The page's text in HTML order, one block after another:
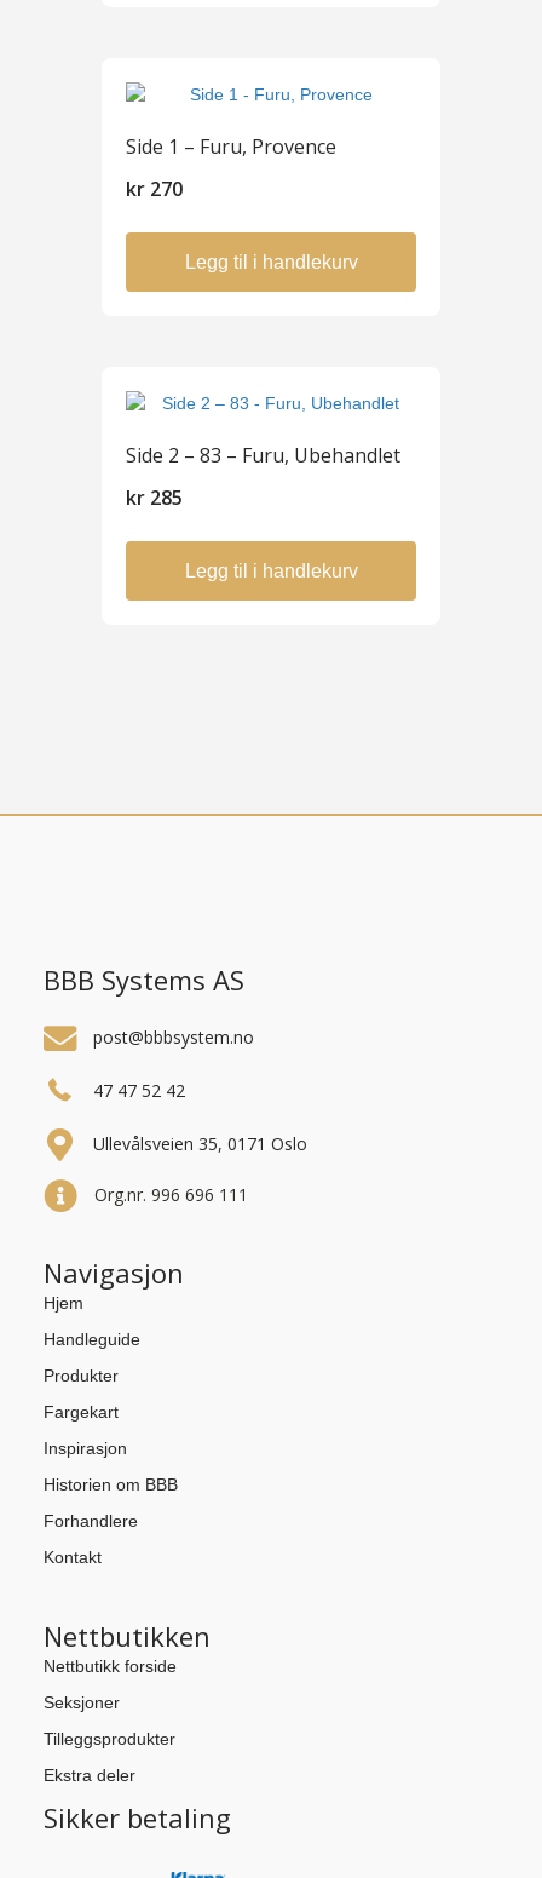
Side 1 – Furu, Provence
kr 270
Legg til i handlekurv
Side 2 – 83 – Furu, Ubehandlet
kr 285
Legg til i handlekurv
BBB Systems AS
post@bbbsystem.no
47 47 52 42
Ullevålsveien 35, 0171 Oslo
Org.nr. 996 696 111
Navigasjon
Hjem
Handleguide
Produkter
Fargekart
Inspirasjon
Historien om BBB
Forhandlere
Kontakt
Nettbutikken
Nettbutikk forside
Seksjoner
Tilleggsprodukter
Ekstra deler
Sikker betaling